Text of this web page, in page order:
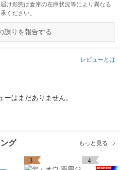
け形態は倉庫の在庫状況等により異なる
ください。
誤りを報告する
レビューとは
ーはまだありません。
グ もっと見る
3 4